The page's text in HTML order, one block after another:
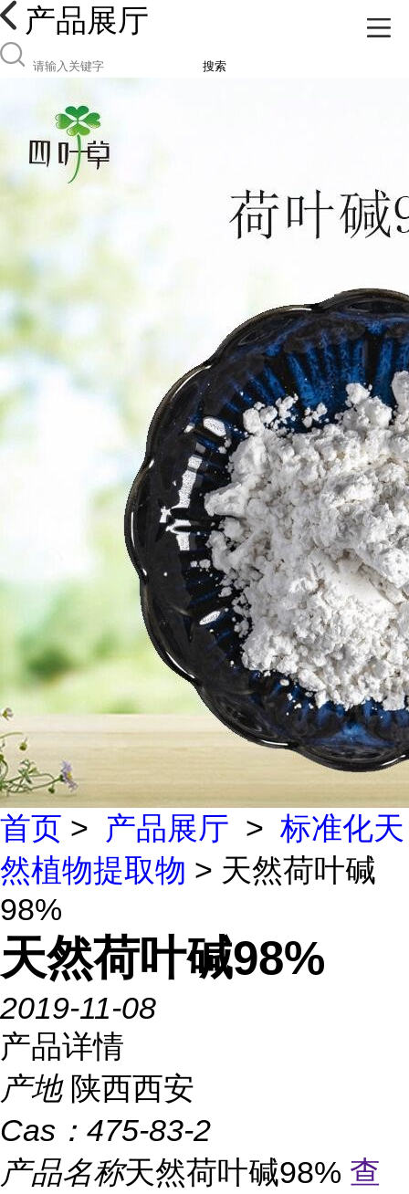
产品展厅
搜索
首页 > 产品展厅 > 标准化天
然植物提取物 > 天然荷叶碱
98%
天然荷叶碱98%
2019-11-08
产品详情
产地 陕西西安
Cas： 475-83-2
产品名称天然荷叶碱98% 查